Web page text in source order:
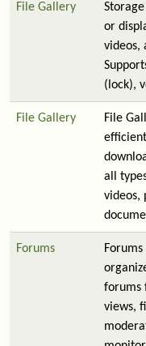
File Gallery
or
videos,
(lock),
File Gallery
File
all
videos,
Forums
forums
views,